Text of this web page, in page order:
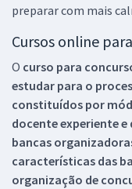
preparar com mais
Cursos online
O curso para
estudar para o
constituídos por
docente experiente
bancas
características das
organização de